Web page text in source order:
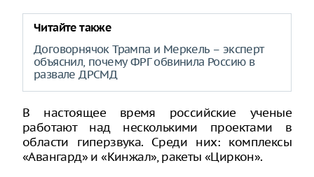
Читайте также
Договорнячок Трампа и Меркель – эксперт
объяснил, почему ФРГ обвинила Россию в
развале ДРСМД
В настоящее время российские ученые
работают над несколькими проектами в
области гиперзвука. Среди них: комплексы
«Авангард» и «Кинжал», ракеты «Циркон».